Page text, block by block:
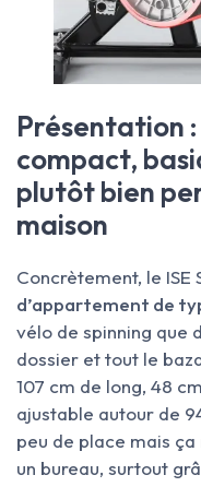
Présentation
compact,
plutôt bien
maison
Concrètement, le ISE
d’appartement de
vélo de spinning que
dossier et tout le
107 cm de long, 48
ajustable autour de
peu de place mais
un bureau, surtout